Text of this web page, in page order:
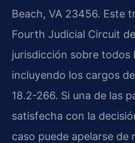
Beach, VA 23456. Este
Fourth Judicial Circuit
jurisdicción sobre todos
incluyendo los cargos
18.2-266. Si una de las
satisfecha con la
caso puede apelarse de